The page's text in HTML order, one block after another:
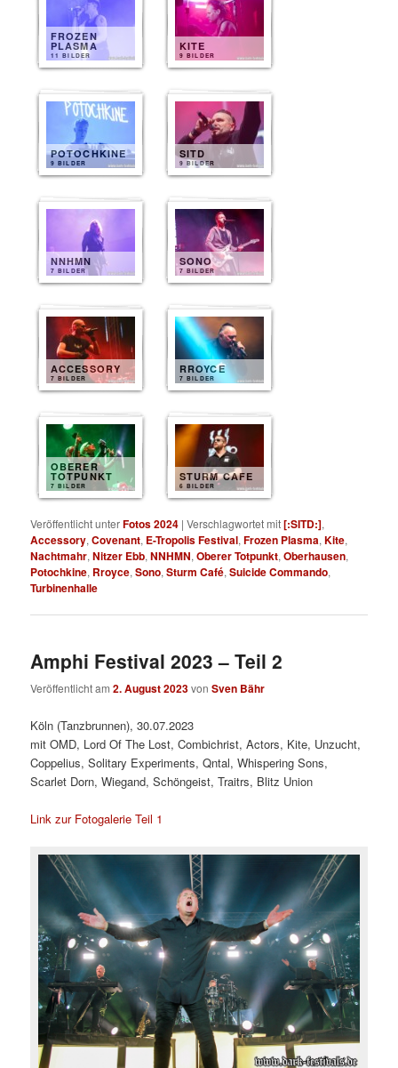
FROZEN
PLASMA
11 BILDER
KITE
9 BILDER
POTOCHKINE
9 BILDER
SITD
9 BILDER
NNHMN
7 BILDER
SONO
7 BILDER
ACCESSORY
7 BILDER
RROYCE
7 BILDER
OBERER
TOTPUNKT
7 BILDER
STURM CAFE
6 BILDER
Veröffentlicht unterFotos 2024 |Verschlagwortet mit[:SITD:],
Accessory,Covenant, E-Tropolis Festival,Frozen Plasma,Kite,
Nachtmahr,Nitzer Ebb,NNHMN,Oberer Totpunkt,Oberhausen,
Potochkine, Rroyce,Sono,Sturm Café,Suicide Commando,
Turbinenhalle
Amphi Festival 2023 – Teil 2
Veröffentlicht am2. August 2023vonSven Bähr
Köln (Tanzbrunnen), 30.07.2023
mit OMD, Lord Of The Lost, Combichrist, Actors, Kite, Unzucht,
Coppelius, Solitary Experiments, Qntal, Whispering Sons,
Scarlet Dorn, Wiegand, Schöngeist, Traitrs, Blitz Union
Link zur Fotogalerie Teil 1